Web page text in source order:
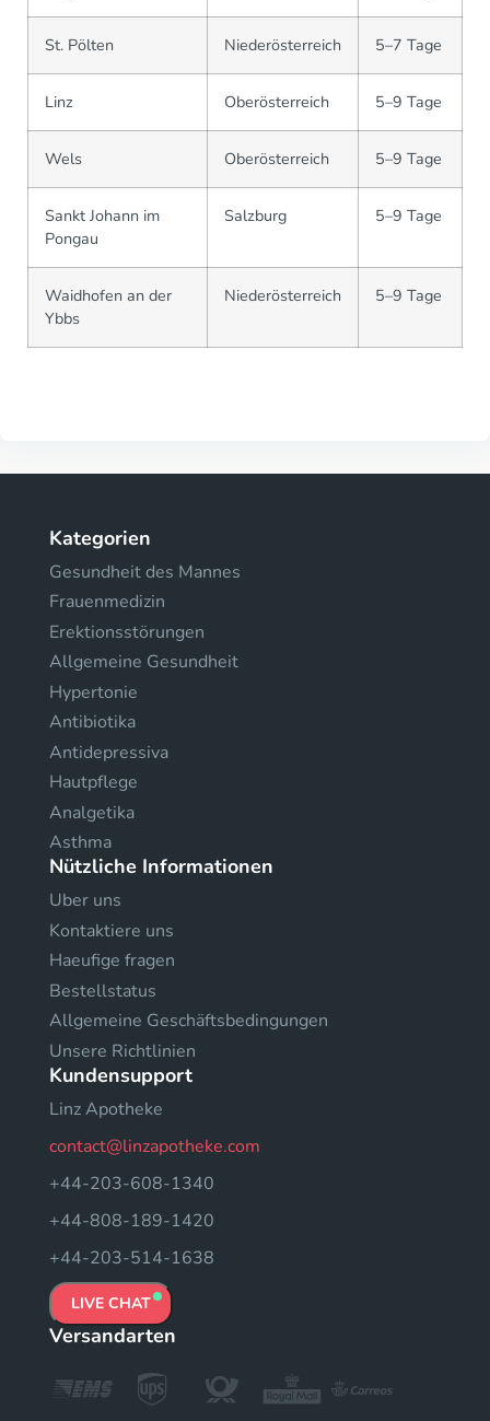
St. Pölten Niederösterreich 5–7 Tage
Linz Oberösterreich 5–9 Tage
Wels Oberösterreich 5–9 Tage
Sankt Johann im
Pongau
Salzburg 5–9 Tage
Waidhofen an der
Ybbs
Niederösterreich 5–9 Tage
Kategorien
Gesundheit des Mannes
Frauenmedizin
Erektionsstörungen
Allgemeine Gesundheit
Hypertonie
Antibiotika
Antidepressiva
Hautpflege
Analgetika
Asthma
Nützliche Informationen
Uber uns
Kontaktiere uns
Haeufige fragen
Bestellstatus
Allgemeine Geschäftsbedingungen
Unsere Richtlinien
Kundensupport
Linz Apotheke
contact@linzapotheke.com
+44-203-608-1340
+44-808-189-1420
+44-203-514-1638
LIVE CHAT
Versandarten